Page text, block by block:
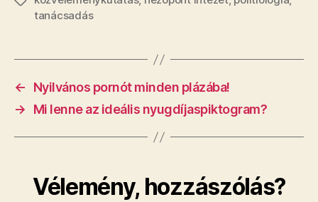
tanácsadás
←
Nyilvános pornót minden plázába!
→
Mi lenne az ideális nyugdíjaspiktogram?
Vélemény, hozzászólás?